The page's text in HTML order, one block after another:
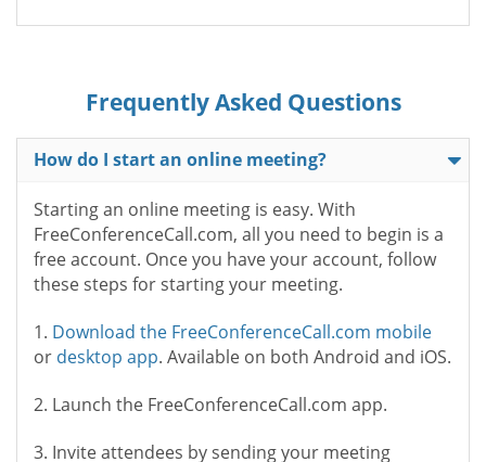
Frequently Asked Questions
How do I start an online meeting?
Starting an online meeting is easy. With
FreeConferenceCall.com, all you need to begin is a
free account. Once you have your account, follow
these steps for starting your meeting.
1. Download the FreeConferenceCall.com mobile
or desktop app. Available on both Android and iOS.
2. Launch the FreeConferenceCall.com app.
3. Invite attendees by sending your meeting